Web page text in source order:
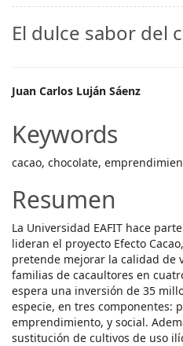
El dulce sabor del
Main
Article
Content
Juan Carlos Luján Sáenz
Keywords
cacao, chocolate,
Resumen
La Universidad EAFIT hace
lideran el proyecto Efecto
pretende mejorar la calidad de
familias de cacaultores en
espera una inversión de 35
especie, en tres componentes:
emprendimiento, y social.
sustitución de cultivos de uso